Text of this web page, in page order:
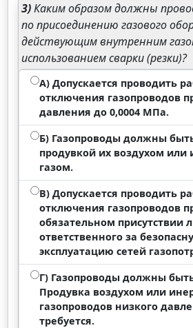
3)Каким образом должны
по присоединению газового
действующим внутренним
использованием сварки (резки)?
А) Допускается проводить
отключения газопроводов
давления до 0,0004 МПа.
Б) Газопроводы должны
продувкой их воздухом
газом.
В) Допускается проводить
отключения газопроводов
обязательном присутствии
ответственного за
эксплуатацию сетей
Г) Газопроводы должны
Продувка воздухом или
газопроводов низкого
требуется.